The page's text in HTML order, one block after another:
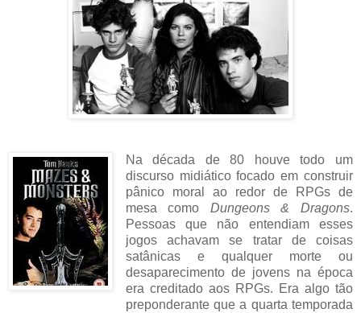
Na década de 80 houve todo um
discurso midiático focado em construir
pânico moral ao redor de RPGs de
mesa como Dungeons & Dragons.
Pessoas que não entendiam esses
jogos achavam se tratar de coisas
satânicas e qualquer morte ou
desaparecimento de jovens na época
era creditado aos RPGs. Era algo tão
preponderante que a quarta temporada